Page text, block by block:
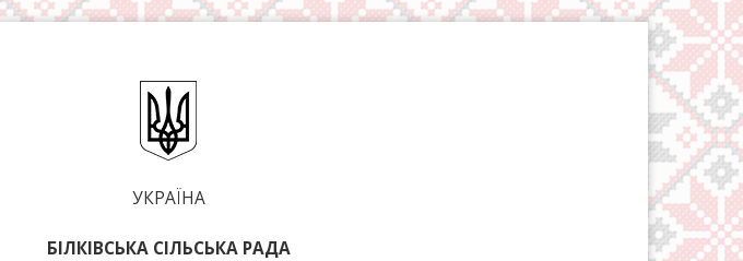
УКРАЇНА
БІЛКІВСЬКА СІЛЬСЬКА РАДА